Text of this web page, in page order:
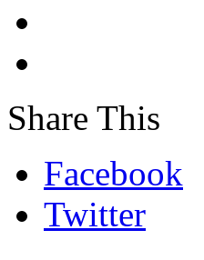
Share This
Facebook
Twitter